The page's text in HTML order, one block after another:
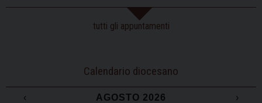
tutti gli appuntamenti
Calendario diocesano
‹ AGOSTO 2026
›